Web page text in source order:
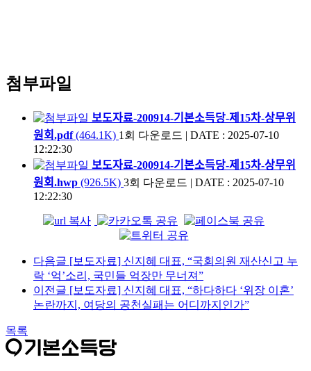
첨부파일
보도자료-200914-기본소득당-제15차-상무위
원회.pdf(464.1K) 1회 다운로드 | DATE : 2025-07-10
12:22:30
보도자료-200914-기본소득당-제15차-상무위
원회.hwp (926.5K) 3회 다운로드 | DATE : 2025-07-10
12:22:30
다음글 [보도자료] 신지혜 대표, “국회의원 재산신고 누
락 ‘억’소리, 국민들 억장만 무너져”
이전글 [보도자료] 신지혜 대표, “하다하다 ‘위장 이혼’
논란까지, 여당의 공천실패는 어디까지인가”
목록